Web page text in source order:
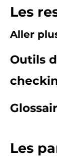
Les
Aller
Outils
Les